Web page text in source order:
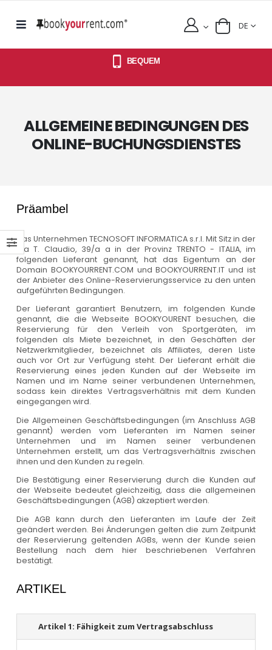
DE
BEQUEM
ALLGEMEINE BEDINGUNGEN DES
ONLINE-BUCHUNGSDIENSTES
Präambel
Das Unternehmen TECNOSOFT INFORMATICA s.r.l. Mit Sitz in der
Via T. Claudio, 39/a a in der Provinz TRENTO - ITALIA, im
folgenden Lieferant genannt, hat das Eigentum an der
Domain BOOKYOURRENT.COM und BOOKYOURRENT.IT und ist
der Anbieter des Online-Reservierungsservice zu den unten
aufgeführten Bedingungen.
Der Lieferant garantiert Benutzern, im folgenden Kunde
genannt, die die Webseite BOOKYOURENT besuchen, die
Reservierung für den Verleih von Sportgeräten, im
folgenden als Miete bezeichnet, in den Geschäften der
Netzwerkmitglieder, bezeichnet als Affiliates, deren Liste
auch vor Ort zur Verfügung steht. Der Lieferant erhält die
Reservierung eines jeden Kunden auf der Webseite im
Namen und im Name seiner verbundenen Unternehmen,
sodass kein direktes Vertragsverhältnis mit dem Kunden
eingegangen wird.
Die Allgemeinen Geschäftsbedingungen (im Anschluss AGB
genannt) werden vom Lieferanten im Namen seiner
Unternehmen und im Namen seiner verbundenen
Unternehmen erstellt, um das Vertragsverhältnis zwischen
ihnen und den Kunden zu regeln.
Die Bestätigung einer Reservierung durch die Kunden auf
der Webseite bedeutet gleichzeitig, dass die allgemeinen
Geschäftsbedingungen (AGB) akzeptiert werden.
Die AGB kann durch den Lieferanten im Laufe der Zeit
geändert werden. Bei Änderungen gelten die zum Zeitpunkt
der Reservierung geltenden AGBs, wenn der Kunde seien
Bestellung nach dem hier beschriebenen Verfahren
bestätigt.
ARTIKEL
Artikel 1: Fähigkeit zum Vertragsabschluss